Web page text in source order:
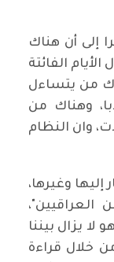
إلى أن هناك
دار خلال الأيام الفائتة
من يتساءل
وهناك من
وان النظام
وغيرها،
العراقيين"،
يزال بيننا
خلال قراءة